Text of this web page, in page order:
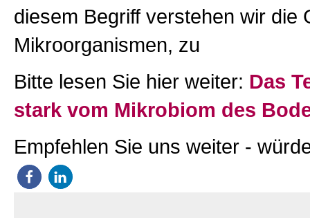
diesem Begriff verstehen wir die
Mikroorganismen, zu
Bitte lesen Sie hier weiter: Das
stark vom Mikrobiom des
Empfehlen Sie uns weiter -